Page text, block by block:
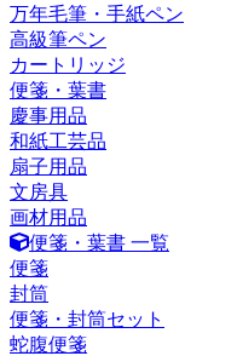
万年毛筆・手紙ペン
高級筆ペン
カートリッジ
便箋・葉書
慶事用品
和紙工芸品
扇子用品
文房具
画材用品
便箋・葉書 一覧
便箋
封筒
便箋・封筒セット
蛇腹便箋